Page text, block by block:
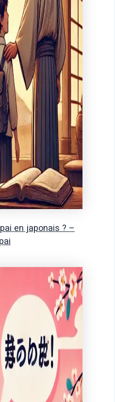
en japonais ? –